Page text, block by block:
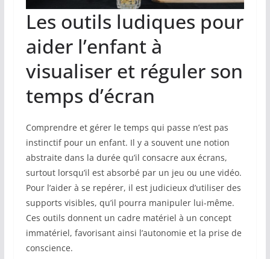
Les outils ludiques pour
aider l’enfant à
visualiser et réguler son
temps d’écran
Comprendre et gérer le temps qui passe n’est pas
instinctif pour un enfant. Il y a souvent une notion
abstraite dans la durée qu’il consacre aux écrans,
surtout lorsqu’il est absorbé par un jeu ou une vidéo.
Pour l’aider à se repérer, il est judicieux d’utiliser des
supports visibles, qu’il pourra manipuler lui-même.
Ces outils donnent un cadre matériel à un concept
immatériel, favorisant ainsi l’autonomie et la prise de
conscience.